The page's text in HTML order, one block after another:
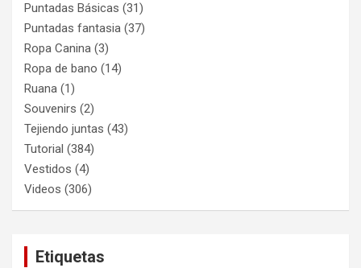
Puntadas Básicas (31)
Puntadas fantasia (37)
Ropa Canina (3)
Ropa de bano (14)
Ruana (1)
Souvenirs (2)
Tejiendo juntas (43)
Tutorial (384)
Vestidos (4)
Videos (306)
Etiquetas